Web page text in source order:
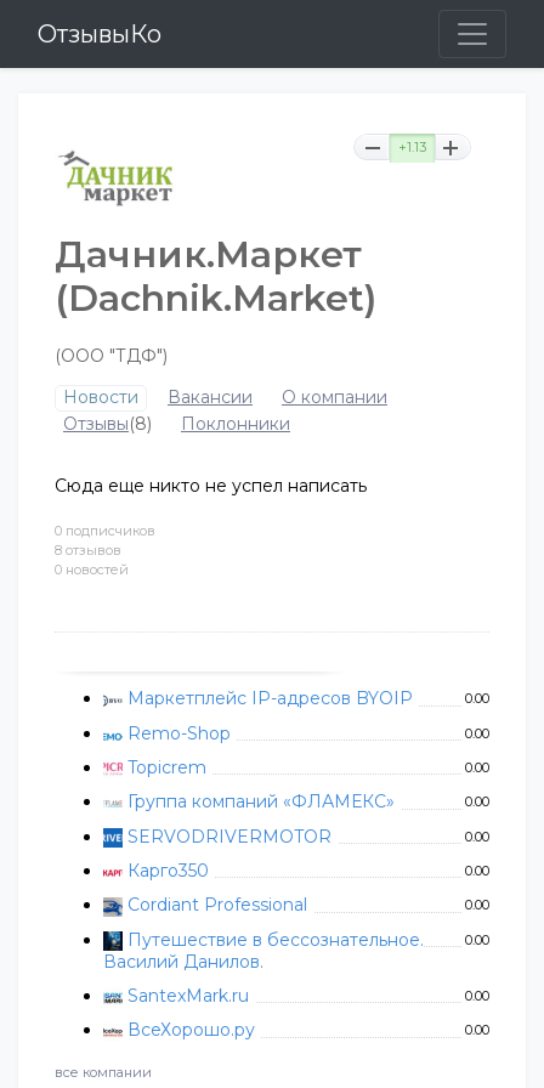
ОтзывыКо
0 подписчиков
8 отзывов
0 новостей
Маркетплейс IP-адресов BYOIP 0.00
Remo-Shop 0.00
Topicrem 0.00
Группа компаний «ФЛАМЕКС» 0.00
SERVODRIVERMOTOR 0.00
Карго350 0.00
Cordiant Professional 0.00
Путешествие в бессознательное.
Василий Данилов.
0.00
SantexMark.ru 0.00
ВсеХорошо.ру 0.00
все компании
+1.13
Дачник.Маркет
(Dachnik.Market)
(ООО "ТДФ")
Новости
Вакансии
О компании
Отзывы(8) Поклонники
Сюда еще никто не успел написать